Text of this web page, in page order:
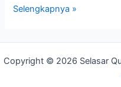
Selengkapnya »
Copyright © 2026 Selasar